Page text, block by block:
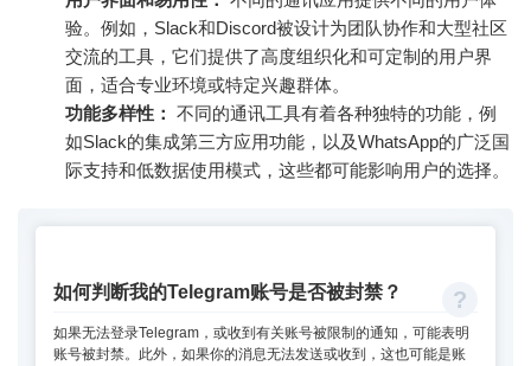
验。例如，Slack和Discord被设计为团队协作和大型社区
交流的工具，它们提供了高度组织化和可定制的用户界
面，适合专业环境或特定兴趣群体。
功能多样性： 不同的通讯工具有着各种独特的功能，例
如Slack的集成第三方应用功能，以及WhatsApp的广泛国
际支持和低数据使用模式，这些都可能影响用户的选择。
如何判断我的Telegram账号是否被封禁？
如果无法登录Telegram，或收到有关账号被限制的通知，可能表明
账号被封禁。此外，如果你的消息无法发送或收到，这也可能是账